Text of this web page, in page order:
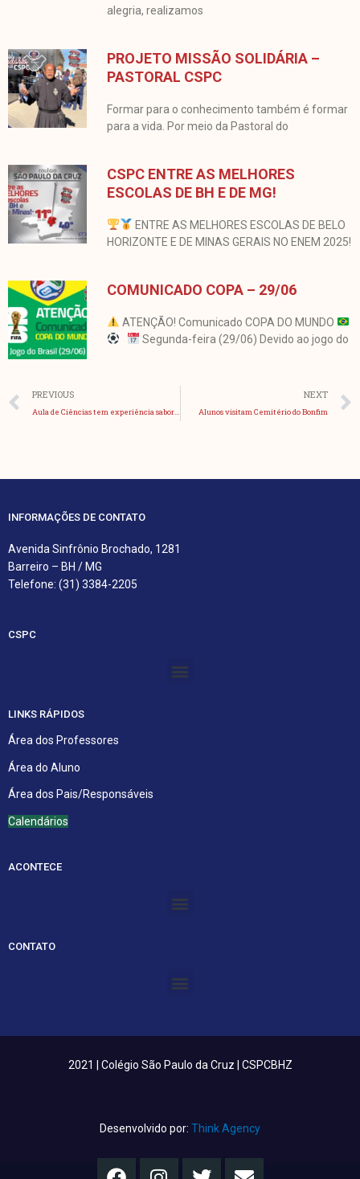
alegria, realizamos
PROJETO MISSÃO SOLIDÁRIA –
PASTORAL CSPC
Formar para o conhecimento também é formar
para a vida. Por meio da Pastoral do
CSPC ENTRE AS MELHORES
ESCOLAS DE BH E DE MG!
ENTRE AS MELHORES ESCOLAS DE BELO
HORIZONTE E DE MINAS GERAIS NO ENEM 2025!
COMUNICADO COPA – 29/06
ATENÇÃO! Comunicado COPA DO MUNDO
Segunda-feira (29/06) Devido ao jogo do
Anterior
PREVIOUS
Aula de Ciências tem experiência saborosa
NEXT
Alunos visitam Cemitério do Bonfim
INFORMAÇÕES DE CONTATO
Avenida Sinfrônio Brochado, 1281
Barreiro – BH / MG
Telefone: (31) 3384-2205
CSPC
Menu
LINKS RÁPIDOS
Área dos Professores
Área do Aluno
Área dos Pais/Responsáveis
Calendários
ACONTECE
Menu
CONTATO
Menu
2021 | Colégio São Paulo da Cruz | CSPCBHZ
Desenvolvido por: Think Agency